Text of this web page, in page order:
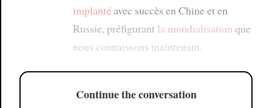
implantéavec succès en Chine et en
Russie, préfigurant la mondialisation que
nous connaissons maintenant.
Continue the conversation